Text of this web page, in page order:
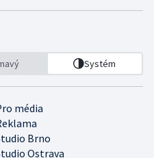
Systém
média
Brno
Ostrava